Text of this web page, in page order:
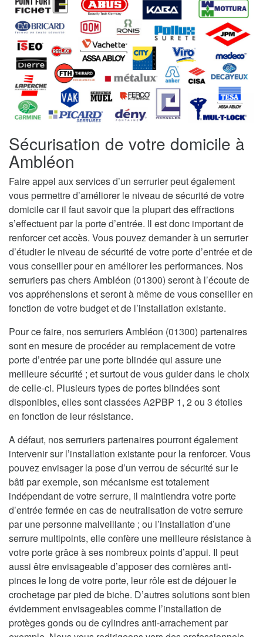
Sécurisation de votre domicile à
Ambléon
Faire appel aux services d’un serrurier peut également
vous permettre d’améliorer le niveau de sécurité de votre
domicile car il faut savoir que la plupart des effractions
s’effectuent par la porte d’entrée. Il est donc important de
renforcer cet accès. Vous pouvez demander à un serrurier
d’étudier le niveau de sécurité de votre porte d’entrée et de
vous conseiller pour en améliorer les performances. Nos
serruriers pas chers Ambléon (01300) seront à l’écoute de
vos appréhensions et seront à même de vous conseiller en
fonction de votre budget et de l’installation existante.
Pour ce faire, nos serruriers Ambléon (01300) partenaires
sont en mesure de procéder au remplacement de votre
porte d’entrée par une porte blindée qui assure une
meilleure sécurité ; et surtout de vous guider dans le choix
de celle-ci. Plusieurs types de portes blindées sont
disponibles, elles sont classées A2PBP 1, 2 ou 3 étoiles
en fonction de leur résistance.
A défaut, nos serruriers partenaires pourront également
intervenir sur l’installation existante pour la renforcer. Vous
pouvez envisager la pose d’un verrou de sécurité sur le
bâti par exemple, son mécanisme est totalement
indépendant de votre serrure, il maintiendra votre porte
d’entrée fermée en cas de neutralisation de votre serrure
par une personne malveillante ; ou l’installation d’une
serrure multipoints, elle confère une meilleure résistance à
votre porte grâce à ses nombreux points d’appui. Il peut
aussi être envisageable d’apposer des cornières anti-
pinces le long de votre porte, leur rôle est de déjouer le
crochetage par pied de biche. D’autres solutions sont bien
évidemment envisageables comme l’installation de
protèges gonds ou de cylindres anti-arrachement par